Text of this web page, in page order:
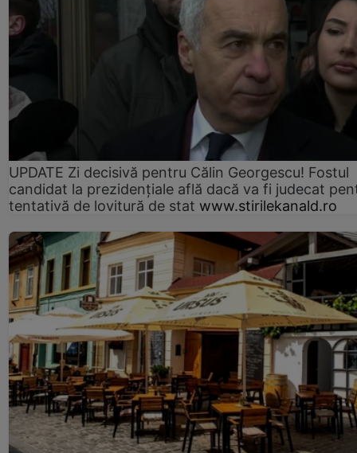
UPDATE Zi decisivă pentru Călin Georgescu! Fostul
candidat la prezidențiale află dacă va fi judecat
tentativă de lovitură de stat www.stirilekanald.ro